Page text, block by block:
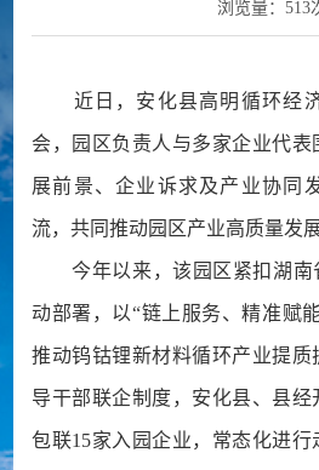
浏览量： 513
近日，安化县高明循环经济
会，园区负责人与多家企业代
展前景、企业诉求及产业协同
流，共同推动园区产业高质量发展
今年以来，该园区紧扣湖南
动部署，以“链上服务、精准赋
推动钨钴锂新材料循环产业提
导干部联企制度，安化县、县
包联15家入园企业，常态化进行